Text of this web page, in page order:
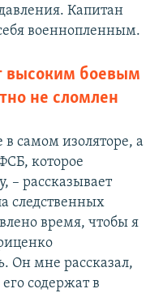
Капитан
военнопленным.
высоким боевым
не сломлен
самом изоляторе, а
которое
– рассказывает
следственных
время, чтобы я
Он мне рассказал,
содержат в